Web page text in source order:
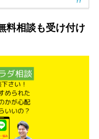
料相談も受け付け